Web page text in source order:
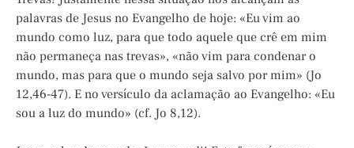
palavras de Jesus no Evangelho de hoje: «Eu vim ao
mundo como luz, para que todo aquele que crê em mim
não permaneça nas trevas», «não vim para condenar o
mundo, mas para que o mundo seja salvo por mim» (Jo
12,46-47). E no versículo da aclamação ao Evangelho: «Eu
sou a luz do mundo» (cf. Jo 8,12).